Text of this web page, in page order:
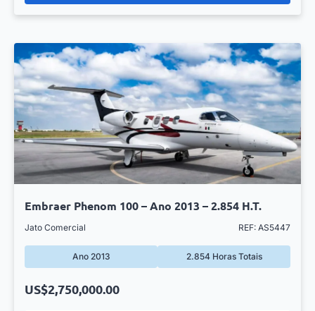
Embraer Phenom 100 – Ano 2013 – 2.854 H.T.
Jato Comercial REF: AS5447
Ano 2013 2.854 Horas Totais
US$2,750,000.00